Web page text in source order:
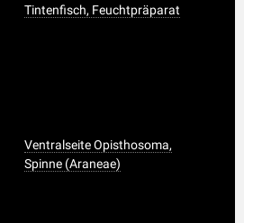
Tintenfisch, Feuchtpräparat
Ventralseite Opisthosoma,
Spinne (Araneae)